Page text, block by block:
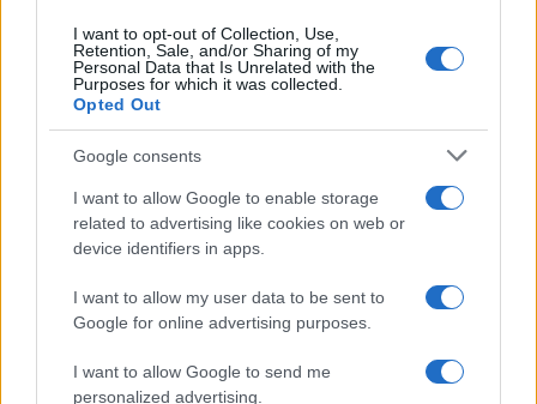
I want to opt-out of Collection, Use,
Retention, Sale, and/or Sharing of my
Personal Data that Is Unrelated with the
Purposes for which it was collected.
Opted Out
Google consents
I want to allow Google to enable storage
related to advertising like cookies on web or
device identifiers in apps.
I want to allow my user data to be sent to
Google for online advertising purposes.
I want to allow Google to send me
personalized advertising.